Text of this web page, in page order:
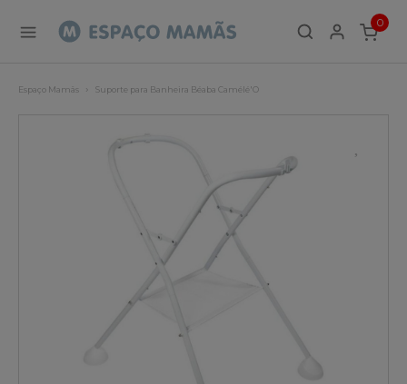
0
ITEMS
Espaço Mamãs Suporte para Banheira Béaba Camélé'O